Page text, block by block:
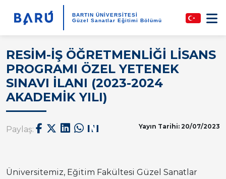
BARTIN ÜNİVERSİTESİ
Güzel Sanatlar Eğitimi Bölümü
RESİM-İŞ ÖĞRETMENLİĞİ LİSANS
PROGRAMI ÖZEL YETENEK
SINAVI İLANI (2023-2024
AKADEMİK YILI)
Paylaş: Yayın Tarihi: 20/07/2023
Üniversitemiz, Eğitim Fakültesi Güzel Sanatlar